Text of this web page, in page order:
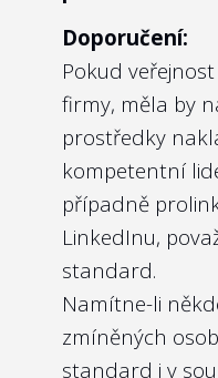
managementu,
dlouhodobé
subjektu a k
Zároveň by
ekonomických
Nejlépe to
Vojenských
Je vlastnická
Doporučení:
Pokud
firmy, měla by
prostředky
kompetentní
případně
LinkedInu,
standard.
Namítne-li
zmíněných
standard i v